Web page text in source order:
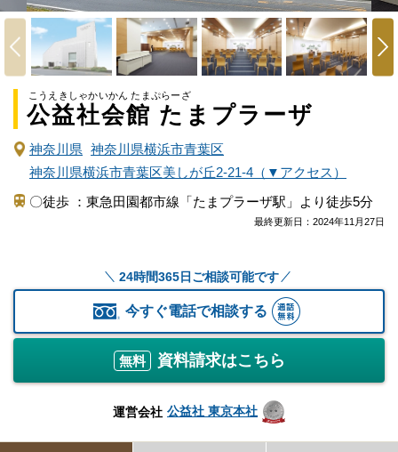
こうえきしゃかいかん たまぷらーざ
公益社会館 たまプラーザ
神奈川県 神奈川県横浜市青葉区
神奈川県横浜市青葉区美しが丘2-21-4（▼アクセス）
〇徒歩 ：東急田園都市線「たまプラーザ駅」より徒歩5分
最終更新日： 2024年11月27日
24時間365日ご相談可能です
今すぐ電話で相談する
無料 資料請求はこちら
運営会社 公益社 東京本社